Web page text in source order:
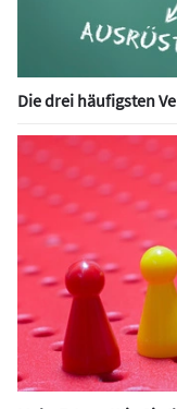
Die drei häufigsten